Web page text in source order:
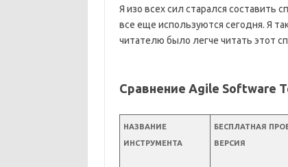
Я изо всех сил старался составить
все еще используются сегодня. Я
читателю было легче читать этот
Сравнение Agile Software
НАЗВАНИЕ
ИНСТРУМЕНТА
БЕСПЛАТНАЯ
ВЕРСИЯ